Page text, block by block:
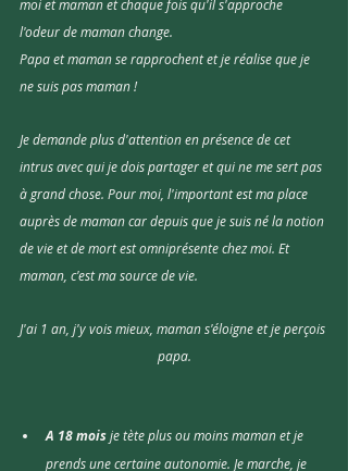
moi et maman et chaque fois qu'il s'approche
l'odeur de maman change.
Papa et maman se rapprochent et je réalise que je
ne suis pas maman !
Je demande plus d'attention en présence de cet
intrus avec qui je dois partager et qui ne me sert pas
à grand chose. Pour moi, l'important est ma place
auprès de maman car depuis que je suis né la notion
de vie et de mort est omniprésente chez moi. Et
maman, c'est ma source de vie.
J'ai 1 an, j'y vois mieux, maman s'éloigne et je perçois
papa.
A 18 mois je tète plus ou moins maman et je
prends une certaine autonomie. Je marche, je